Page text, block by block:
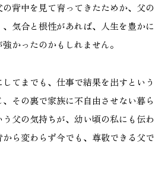
背中を見て育ってきたためか、父の
気合と根性があれば、人生を豊かに
かったのかもしれません。
てまでも、仕事で結果を出すという
その裏で家族に不自由させない暮ら
父の気持ちが、幼い頃の私にも伝わ
ら変わらず今でも、尊敬できる父で